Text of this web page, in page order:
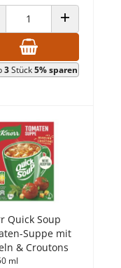
VERRINGERNANZAHL
3Stück5% sparen
Quick Soup
Suppe mit
& Croutons
ml